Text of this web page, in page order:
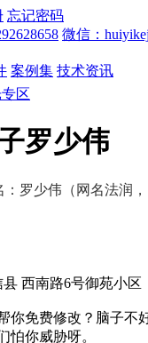
忘记密码
微信：
案例集 技术资讯
区
罗少伟
：罗少伟（网名法润
西南路6号御苑小区
你免费修改？脑子
怕你威胁呀。